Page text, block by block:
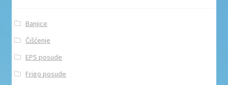
Banjice
Čišćenje
EPS posude
Frigo posude